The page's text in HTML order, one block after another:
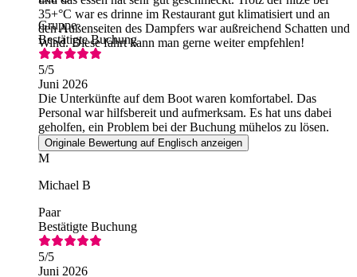
35+°C war es drinne im Restaurant gut klimatisiert und an
den Außenseiten des Dampfers war außreichend Schatten und
Wind. Diese fahrt kann man gerne weiter empfehlen!
Gruppe
Bestätigte Buchung
5/5
Juni 2026
Die Unterkünfte auf dem Boot waren komfortabel. Das
Personal war hilfsbereit und aufmerksam. Es hat uns dabei
geholfen, ein Problem bei der Buchung mühelos zu lösen.
Originale Bewertung auf Englisch anzeigen
M
Michael B
Paar
Bestätigte Buchung
5/5
Juni 2026